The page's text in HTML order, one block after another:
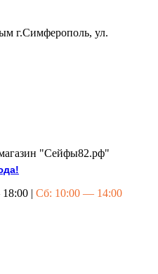
г.Симферополь, ул.
"Сейфы82.рф"
| Сб: 10:00 — 14:00